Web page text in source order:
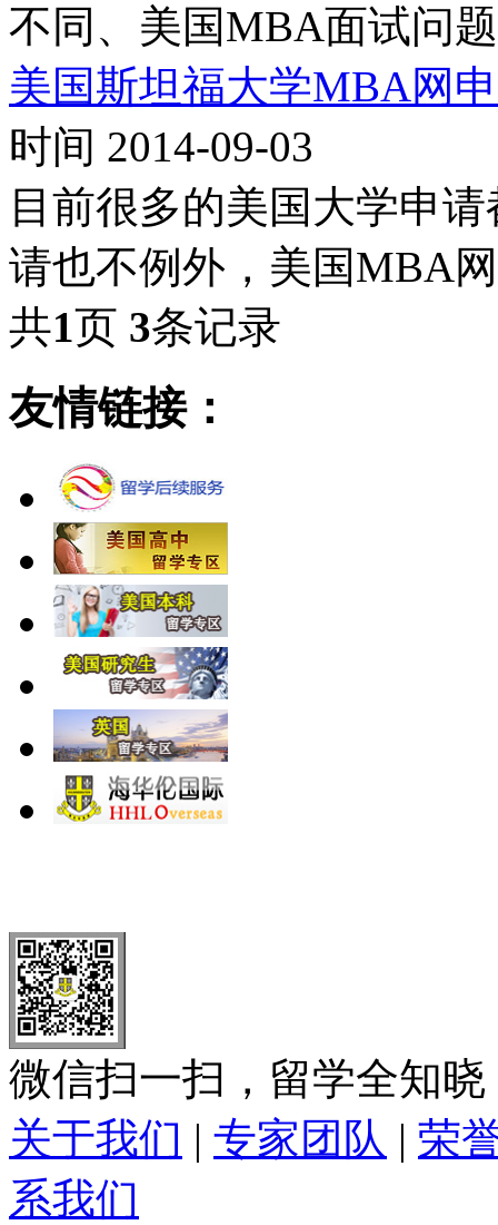
不同、美国MBA面试问
美国斯坦福大学MBA网
时间 2014-09-03
目前很多的美国大学申
请也不例外，美国MBA
共1页 3条记录
友情链接：
微信扫一扫，留学全知晓
关于我们 | 专家团队 | 荣
系我们